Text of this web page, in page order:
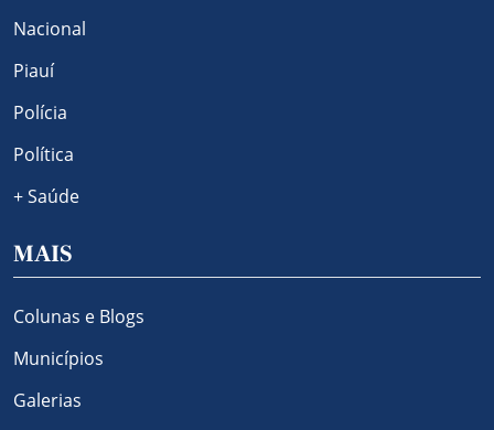
Nacional
Piauí
Polícia
Política
+ Saúde
MAIS
Colunas e Blogs
Municípios
Galerias